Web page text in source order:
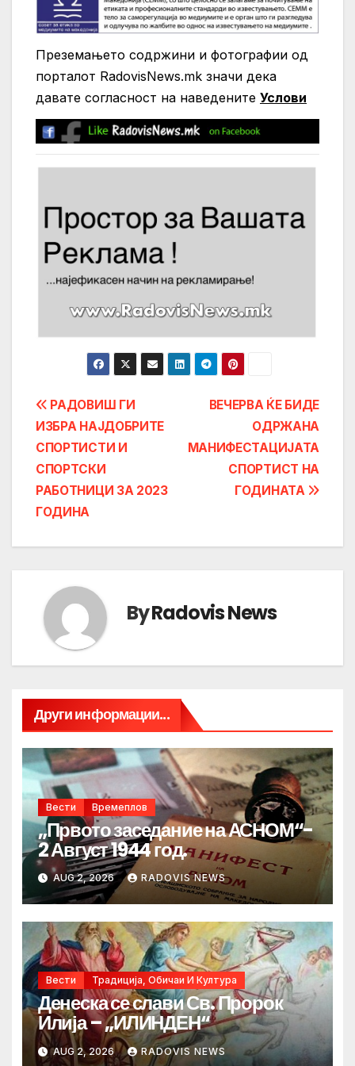
Преземањето содржини и фотографии од
порталот RadovisNews.mk значи дека
давате согласност на нaведените Услови
Post
navigation
ВЕЧЕРВА ЌЕ БИДЕ
ОДРЖАНА
МАНИФЕСТАЦИЈАТА
СПОРТИСТ НА
ГОДИНАТА
РАДОВИШ ГИ
ИЗБРА НАЈДОБРИТЕ
СПОРТИСТИ И
СПОРТСКИ
РАБОТНИЦИ ЗА 2023
ГОДИНА
ByRadovis News
Други информации...
Вести Времеплов
„Првото заседание на АСНОМ“-
2 Август 1944 год.
AUG 2, 2026 RADOVIS NEWS
Вести Традиција, Обичаи И Култура
Денеска се слави Св. Пророк
Илија – „ИЛИНДЕН“
AUG 2, 2026 RADOVIS NEWS